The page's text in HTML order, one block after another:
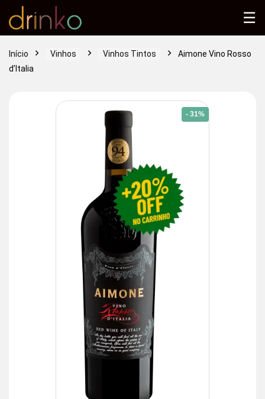
Início Vinhos Vinhos Tintos
Aimone Vino Rosso
d’Italia
- 31%
☰